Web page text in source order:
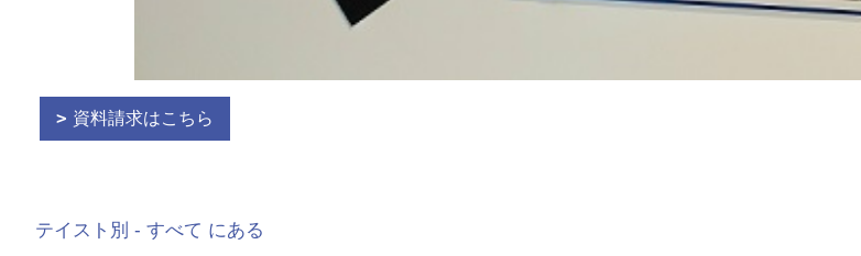
資料請求はこちら
テイスト別 - すべて にある